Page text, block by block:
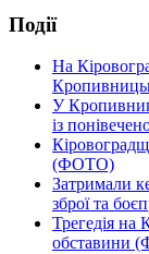
Події
На
У
із
(ФОТО)
Затримали
зброї та
Трегедія на
обставини